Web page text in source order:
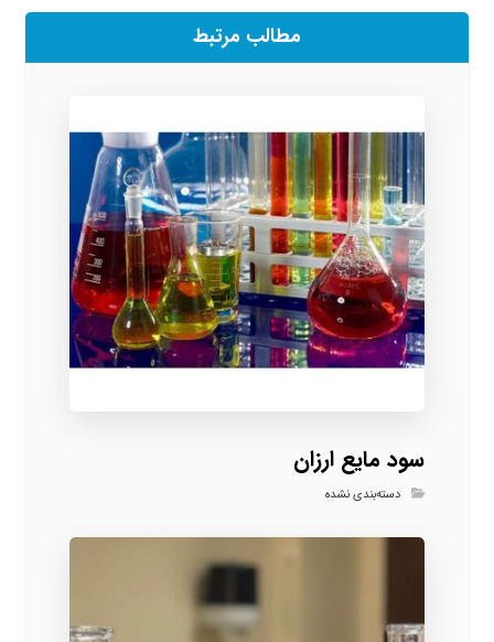
مطالب مرتبط
سود مایع ارزان
دسته‌بندی نشده